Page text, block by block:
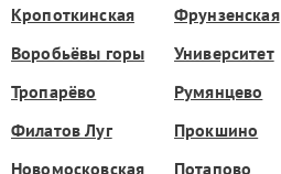
Кропоткинская Фрунзенская
Воробьёвы горы
Университет
Тропарёво
Румянцево
Филатов Луг
Прокшино
Новомосковская
Потапово